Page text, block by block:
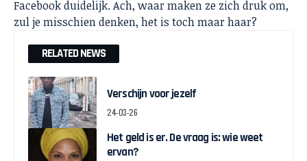
Facebook duidelijk. Ach, waar maken ze zich druk om,
zul je misschien denken, het is toch maar haar?
RELATED NEWS
Verschijn voor jezelf
24-03-26
Het geld is er. De vraag is: wie weet
ervan?